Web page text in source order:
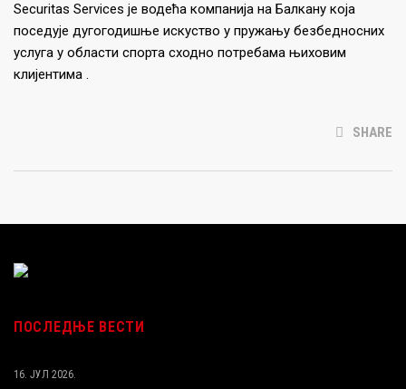
Securitas Services је водећа компанија на Балкану која
поседује дугогодишње искуство у пружању безбедносних
услуга у области спорта сходно потребама њиховим
клијентима .
SHARE
ПОСЛЕДЊЕ ВЕСТИ
16. ЈУЛ 2026.